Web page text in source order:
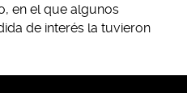
en el que algunos
de interés la tuvieron